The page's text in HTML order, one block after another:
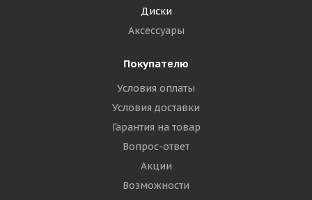
Диски
Аксессуары
Покупателю
Условия оплаты
Условия доставки
Гарантия на товар
Вопрос-ответ
Акции
Возможности